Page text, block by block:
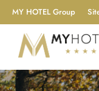
MY HOTEL Group